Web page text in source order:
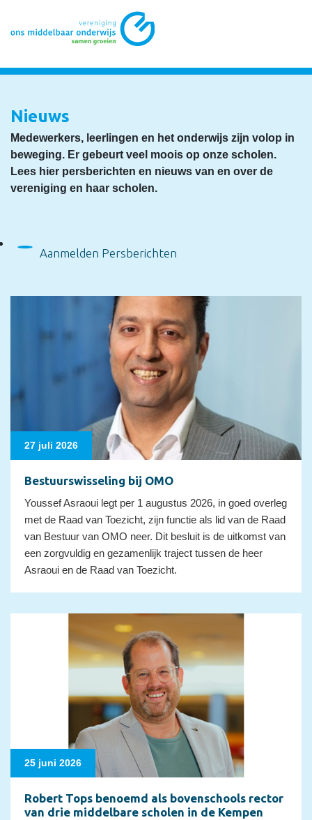
Nieuws
Medewerkers, leerlingen en het onderwijs zijn volop in
beweging. Er gebeurt veel moois op onze scholen.
Lees hier persberichten en nieuws van en over de
vereniging en haar scholen.
Aanmelden Persberichten
27 juli 2026
Bestuurswisseling bij OMO
Youssef Asraoui legt per 1 augustus 2026, in goed overleg
met de Raad van Toezicht, zijn functie als lid van de Raad
van Bestuur van OMO neer. Dit besluit is de uitkomst van
een zorgvuldig en gezamenlijk traject tussen de heer
Asraoui en de Raad van Toezicht.
25 juni 2026
Robert Tops benoemd als bovenschools rector
van drie middelbare scholen in de Kempen